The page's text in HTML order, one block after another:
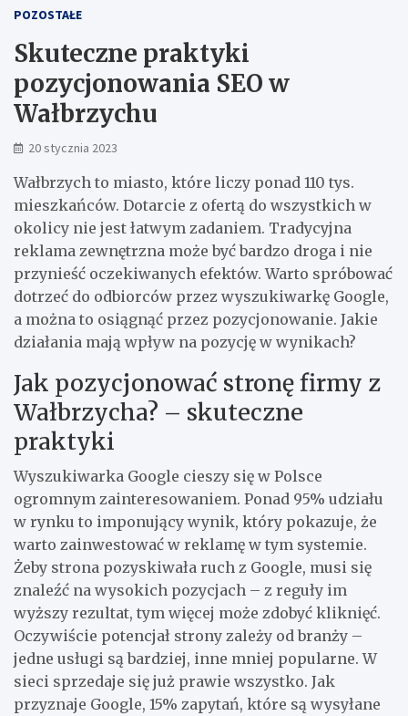
POZOSTAŁE
Skuteczne praktyki
pozycjonowania SEO w
Wałbrzychu
20 stycznia 2023
Wałbrzych to miasto, które liczy ponad 110 tys.
mieszkańców. Dotarcie z ofertą do wszystkich w
okolicy nie jest łatwym zadaniem. Tradycyjna
reklama zewnętrzna może być bardzo droga i nie
przynieść oczekiwanych efektów. Warto spróbować
dotrzeć do odbiorców przez wyszukiwarkę Google,
a można to osiągnąć przez pozycjonowanie. Jakie
działania mają wpływ na pozycję w wynikach?
Jak pozycjonować stronę firmy z
Wałbrzycha? – skuteczne
praktyki
Wyszukiwarka Google cieszy się w Polsce
ogromnym zainteresowaniem. Ponad 95% udziału
w rynku to imponujący wynik, który pokazuje, że
warto zainwestować w reklamę w tym systemie.
Żeby strona pozyskiwała ruch z Google, musi się
znaleźć na wysokich pozycjach – z reguły im
wyższy rezultat, tym więcej może zdobyć kliknięć.
Oczywiście potencjał strony zależy od branży –
jedne usługi są bardziej, inne mniej popularne. W
sieci sprzedaje się już prawie wszystko. Jak
przyznaje Google, 15% zapytań, które są wysyłane